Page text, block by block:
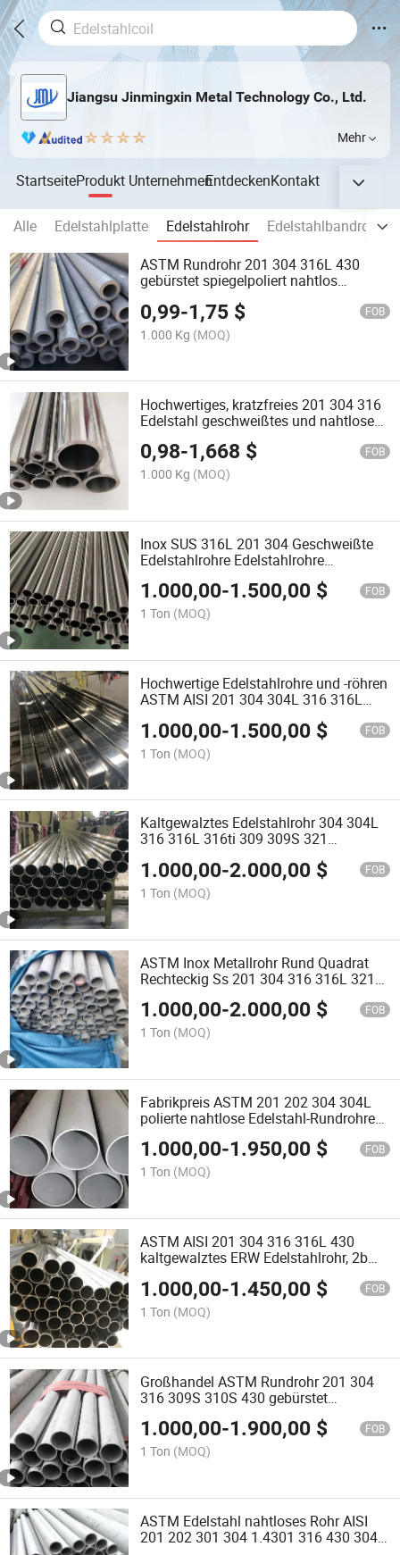
Jiangsu Jinmingxin Metal Technology Co., Ltd.
Mehr
StartseiteProdukt UnternehmenEntdeckenKontakt
Alle Edelstahlplatte Edelstahlrohr
Edelstahlbandrolle
ASTM Rundrohr 201 304 316L 430
gebürstet spiegelpoliert nahtlos
Baumaterialien
0,99-1,75 $ FOB
1.000 Kg (MOQ)
Hochwertiges, kratzfreies 201 304 316
Edelstahl geschweißtes und nahtloses
Rohr, chinesischer Hersteller, Preis pro
kg
0,98-1,668 $ FOB
1.000 Kg (MOQ)
Inox SUS 316L 201 304 Geschweißte
Edelstahlrohre Edelstahlrohre
1.000,00-1.500,00 $ FOB
1 Ton (MOQ)
Hochwertige Edelstahlrohre und -röhren
ASTM AISI 201 304 304L 316 316L
1.000,00-1.500,00 $ FOB
1 Ton (MOQ)
Kaltgewalztes Edelstahlrohr 304 304L
316 316L 316ti 309 309S 321
1.000,00-2.000,00 $ FOB
1 Ton (MOQ)
ASTM Inox Metallrohr Rund Quadrat
Rechteckig Ss 201 304 316 316L 321
309 310 410 420 430 Warm Kalt
gewalzt nahtlos geschweißt
Edelstahlrohr
1.000,00-2.000,00 $ FOB
1 Ton (MOQ)
Fabrikpreis ASTM 201 202 304 304L
polierte nahtlose Edelstahl-Rundrohre
1.000,00-1.950,00 $ FOB
1 Ton (MOQ)
ASTM AISI 201 304 316 316L 430
kaltgewalztes ERW Edelstahlrohr, 2b
industrielles Edelstahlrohr Fabrikpreis
direkt
1.000,00-1.450,00 $ FOB
1 Ton (MOQ)
Großhandel ASTM Rundrohr 201 304
316 309S 310S 430 gebürstet
spiegelpoliert nahtlos geschweißtes
Edelstahlrohr
1.000,00-1.900,00 $ FOB
1 Ton (MOQ)
ASTM Edelstahl nahtloses Rohr AISI
201 202 301 304 1.4301 316 430 304L